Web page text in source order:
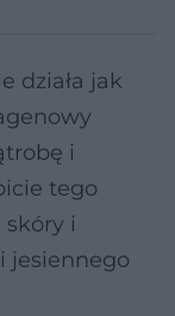
działa jak
i
tego
i
jesiennego